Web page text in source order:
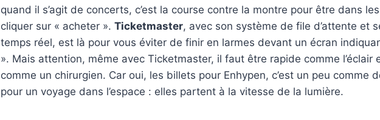
quand il s’agit de concerts, c’est la course contre la montre pour être dans
cliquer sur « acheter ». Ticketmaster, avec son système de file d’attente et
temps réel, est là pour vous éviter de finir en larmes devant un écran
». Mais attention, même avec Ticketmaster, il faut être rapide comme l’éclair
comme un chirurgien. Car oui, les billets pour Enhypen, c’est un peu comme
pour un voyage dans l’espace : elles partent à la vitesse de la lumière.